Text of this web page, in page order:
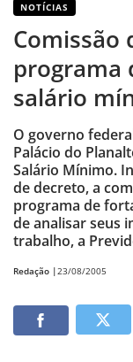
NOTÍCIAS
Comissão
programa
salário
O governo
Palácio do
Salário Mínimo.
de decreto, a
programa de
de analisar seus
trabalho, a
Redação |23/08/2005